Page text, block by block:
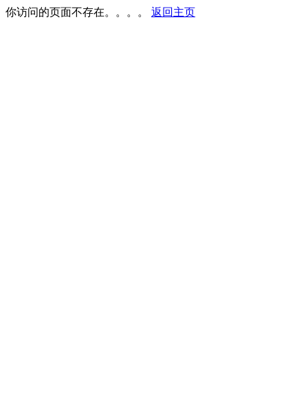
你访问的页面不存在。。。。 返回主页